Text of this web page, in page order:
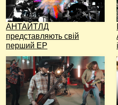
АНТАЙТЛД
представляють свій
перший EP